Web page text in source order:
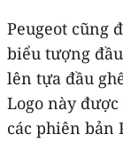
Peugeot cũng
biểu tượng
lên tựa đầu
Logo này
các phiên bản